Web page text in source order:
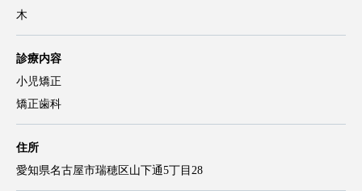
木
診療内容
小児矯正
矯正歯科
住所
愛知県名古屋市瑞穂区山下通5丁目28